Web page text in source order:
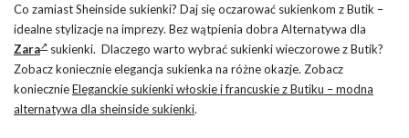
Co zamiast Sheinside sukienki? Daj się oczarować sukienkom z Butik –
idealne stylizacje na imprezy. Bez wątpienia dobra Alternatywa dla
Zara
sukienki. Dlaczego warto wybrać sukienki wieczorowe z Butik?
Zobacz koniecznie elegancja sukienka na różne okazje. Zobacz
koniecznieEleganckie sukienki włoskie i francuskie z Butiku – modna
alternatywa dla sheinside sukienki.